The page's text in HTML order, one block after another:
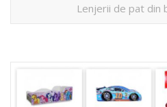
Lenjerii de pat din